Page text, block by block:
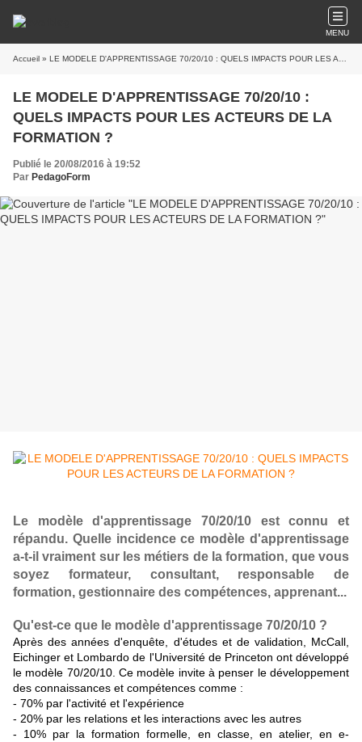
MENU
Accueil » LE MODELE D'APPRENTISSAGE 70/20/10 : QUELS IMPACTS POUR LES ACTEURS DE LA FORMATION ?
LE MODELE D'APPRENTISSAGE 70/20/10 :
QUELS IMPACTS POUR LES ACTEURS DE LA
FORMATION ?
Publié le 20/08/2016 à 19:52
Par PedagoForm
Le modèle d'apprentissage 70/20/10 est connu et
répandu. Quelle incidence ce modèle d'apprentissage
a-t-il vraiment sur les métiers de la formation, que vous
soyez formateur, consultant, responsable de
formation, gestionnaire des compétences, apprenant...
Qu'est-ce que le modèle d'apprentissage 70/20/10 ?
Après des années d'enquête, d'études et de validation, McCall,
Eichinger et Lombardo de l'Université de Princeton ont développé
le modèle 70/20/10. Ce modèle invite à penser le développement
des connaissances et compétences comme :
- 70% par l'activité et l'expérience
- 20% par les relations et les interactions avec les autres
- 10% par la formation formelle, en classe, en atelier, en e-